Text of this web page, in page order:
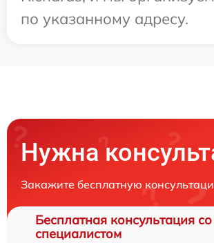
по указанному адресу.
Нужна
Закажите бесплатную
Бесплатная консультация со
специалистом